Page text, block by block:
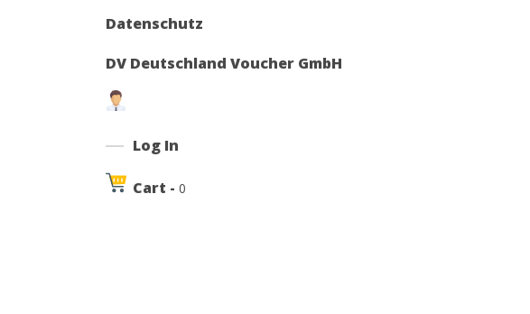
Datenschutz
DV Deutschland Voucher GmbH
Log In
Cart - 0